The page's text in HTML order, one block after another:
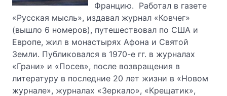
Францию. Работал в газете
«Русская мысль», издавал журнал «Ковчег»
(вышло 6 номеров), путешествовал по США и
Европе, жил в монастырях Афона и Святой
Земли. Публиковался в 1970-е гг. в журналах
«Грани» и «Посев», после возвращения в
литературу в последние 20 лет жизни в «Новом
журнале», журналах «Зеркало», «Крещатик»,